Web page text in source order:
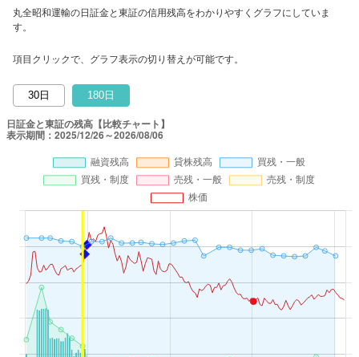
丸全昭和運輸の日証金と東証の信用残高をわかりやすくグラフにしていま
す。
項目クリックで、グラフ表示の切り替えが可能です。
30日 180日